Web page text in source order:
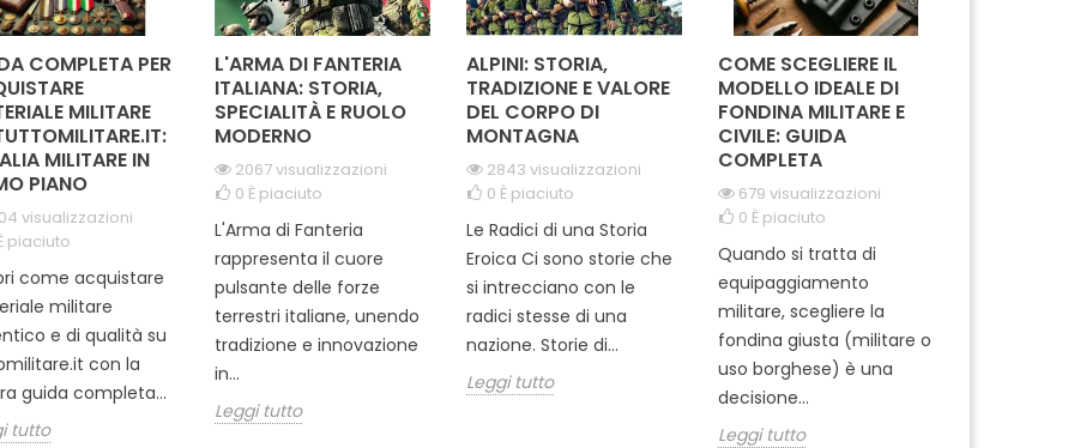
COMPLETA PER
MILITARE
MILITARE IN
PIANO
visualizzazioni
piaciuto
come acquistare
militare
e di qualità su
con la
guida completa...
tutto
L'ARMA DI FANTERIA
ITALIANA: STORIA,
SPECIALITÀ E RUOLO
MODERNO
2067 visualizzazioni
0 È piaciuto
L'Arma di Fanteria
rappresenta il cuore
pulsante delle forze
terrestri italiane, unendo
tradizione e innovazione
in...
Leggi tutto
ALPINI: STORIA,
TRADIZIONE E VALORE
DEL CORPO DI
MONTAGNA
2843 visualizzazioni
0 È piaciuto
Le Radici di una Storia
Eroica Ci sono storie che
si intrecciano con le
radici stesse di una
nazione. Storie di...
Leggi tutto
COME SCEGLIERE IL
MODELLO IDEALE DI
FONDINA MILITARE E
CIVILE: GUIDA
COMPLETA
679 visualizzazioni
0 È piaciuto
Quando si tratta di
equipaggiamento
militare, scegliere la
fondina giusta (militare o
uso borghese) è una
decisione...
Leggi tutto